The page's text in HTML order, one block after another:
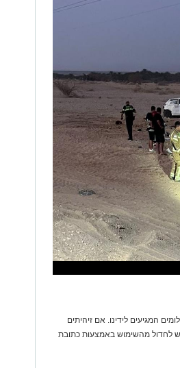
המגיעים לידינו. אם זיהיתים
לחדול מהשימוש באמצעות כתובת